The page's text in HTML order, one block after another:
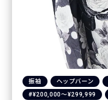
振袖 ヘップバーン
#¥200,000〜¥299,999